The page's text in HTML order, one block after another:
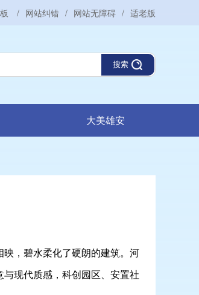
/ 网站纠错 / 网站无障碍 / 适老版
搜索
大美雄安
，碧水柔化了硬朗的建筑。河
现代质感，科创园区、安置社